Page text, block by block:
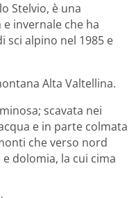
Stelvio, è una
invernale che ha
sci alpino nel 1985 e
Alta Valtellina.
scavata nei
e in parte colmata
che verso nord
dolomia, la cui cima